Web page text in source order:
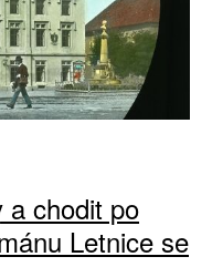
chodit po
Letnice se